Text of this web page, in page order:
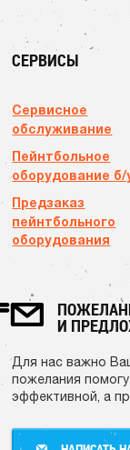
СЕРВИСЫ
Сервисное
обслуживание
Пейнтбольное
оборудование б/
Предзаказ
пейнтбольного
оборудования
И
Для нас важно
пожелания
эффективной, а